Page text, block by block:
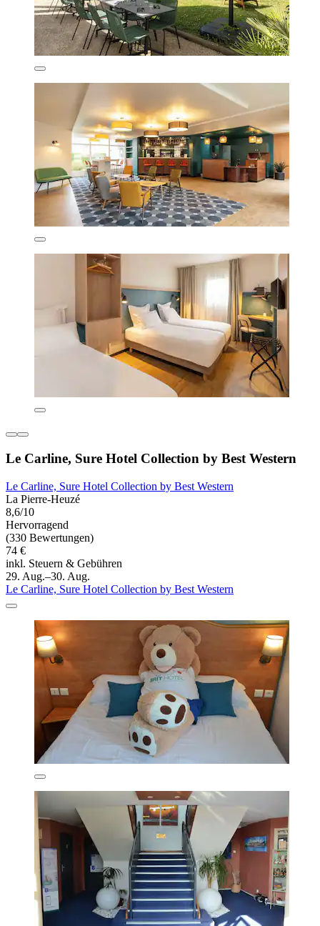
Le Carline, Sure Hotel Collection by Best Western
Le Carline, Sure Hotel Collection by Best Western
La Pierre-Heuzé
8,6/10
Hervorragend
(330 Bewertungen)
74 €
inkl. Steuern & Gebühren
29. Aug.–30. Aug.
Le Carline, Sure Hotel Collection by Best Western